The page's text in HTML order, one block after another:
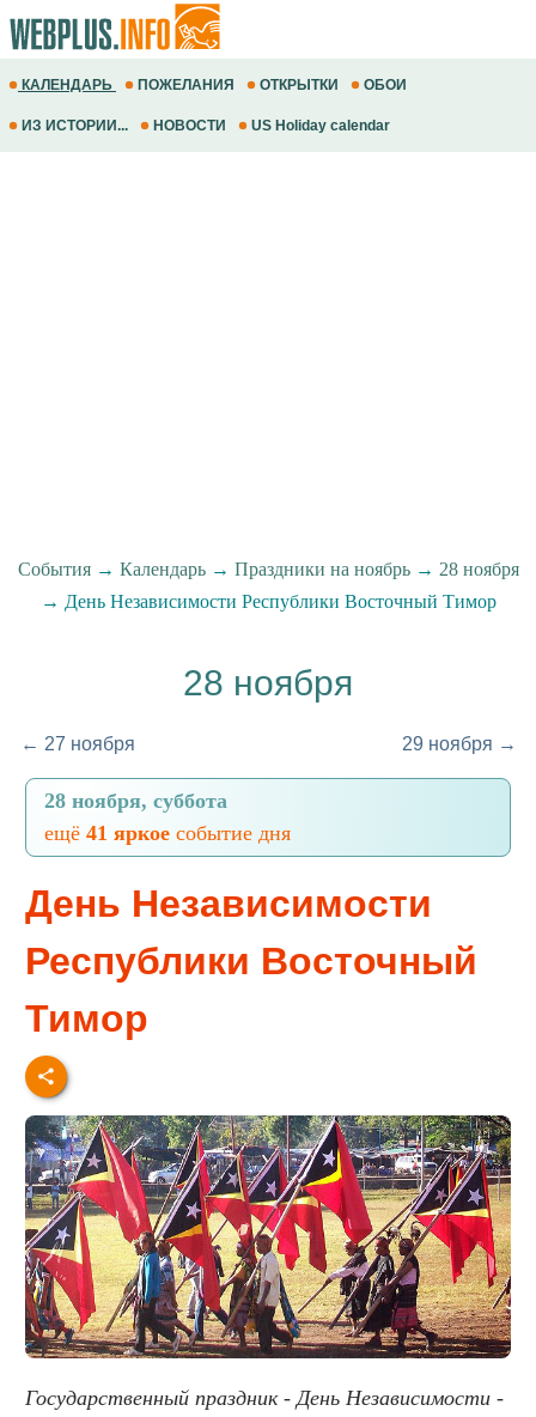
КАЛЕНДАРЬ ПОЖЕЛАНИЯ ОТКРЫТКИ ОБОИ
ИЗ ИСТОРИИ... НОВОСТИ US Holiday calendar
События→ Календарь→ Праздники на ноябрь→ 28 ноября
→ День Независимости Республики Восточный Тимор
28 ноября
← 27 ноября 29 ноября →
28 ноября, суббота
ещё 41 яркое событие дня
День Независимости
Республики Восточный
Тимор
Государственный праздник - День Независимости -